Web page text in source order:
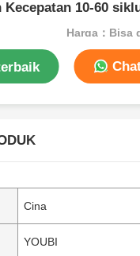
Kecepatan 10-60
dan
Cina
YOUBI